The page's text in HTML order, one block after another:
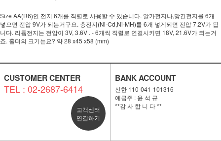
Size AA(R6)인 전지 6개를 직렬로 사용할 수 있습니다. 알카전지나,망간전지를 6개
넣으면 전압 9V가 되는거구요. 충전지(Ni-Cd,Ni-MH)를 6개 넣게되면 전압 7.2V가 됩
니다. 리튬전지는 전압이 3V, 3.6V . - 6개씩 직렬로 연결시키면 18V, 21.6V가 되는거
죠. 홀더의 크기는요? 약 28 x45 x58 (mm)
CUSTOMER CENTER
TEL : 02-2687-6414
고객센터
연결하기
BANK ACCOUNT
신한 110-041-101316
예금주 : 윤 석 규
**감 사 합 니 다 **